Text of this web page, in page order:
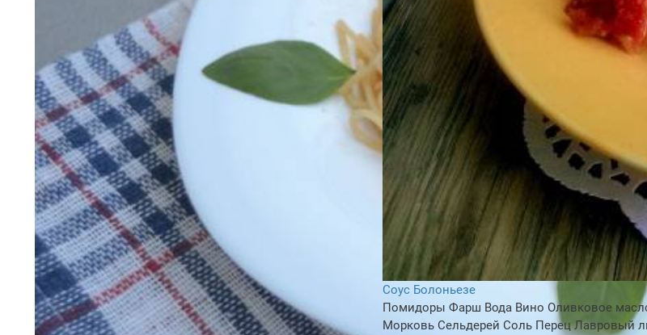
Соус Болоньезе
Помидоры Фарш Вода Вино Оливковое
Морковь Сельдерей Соль Перец Лавровый